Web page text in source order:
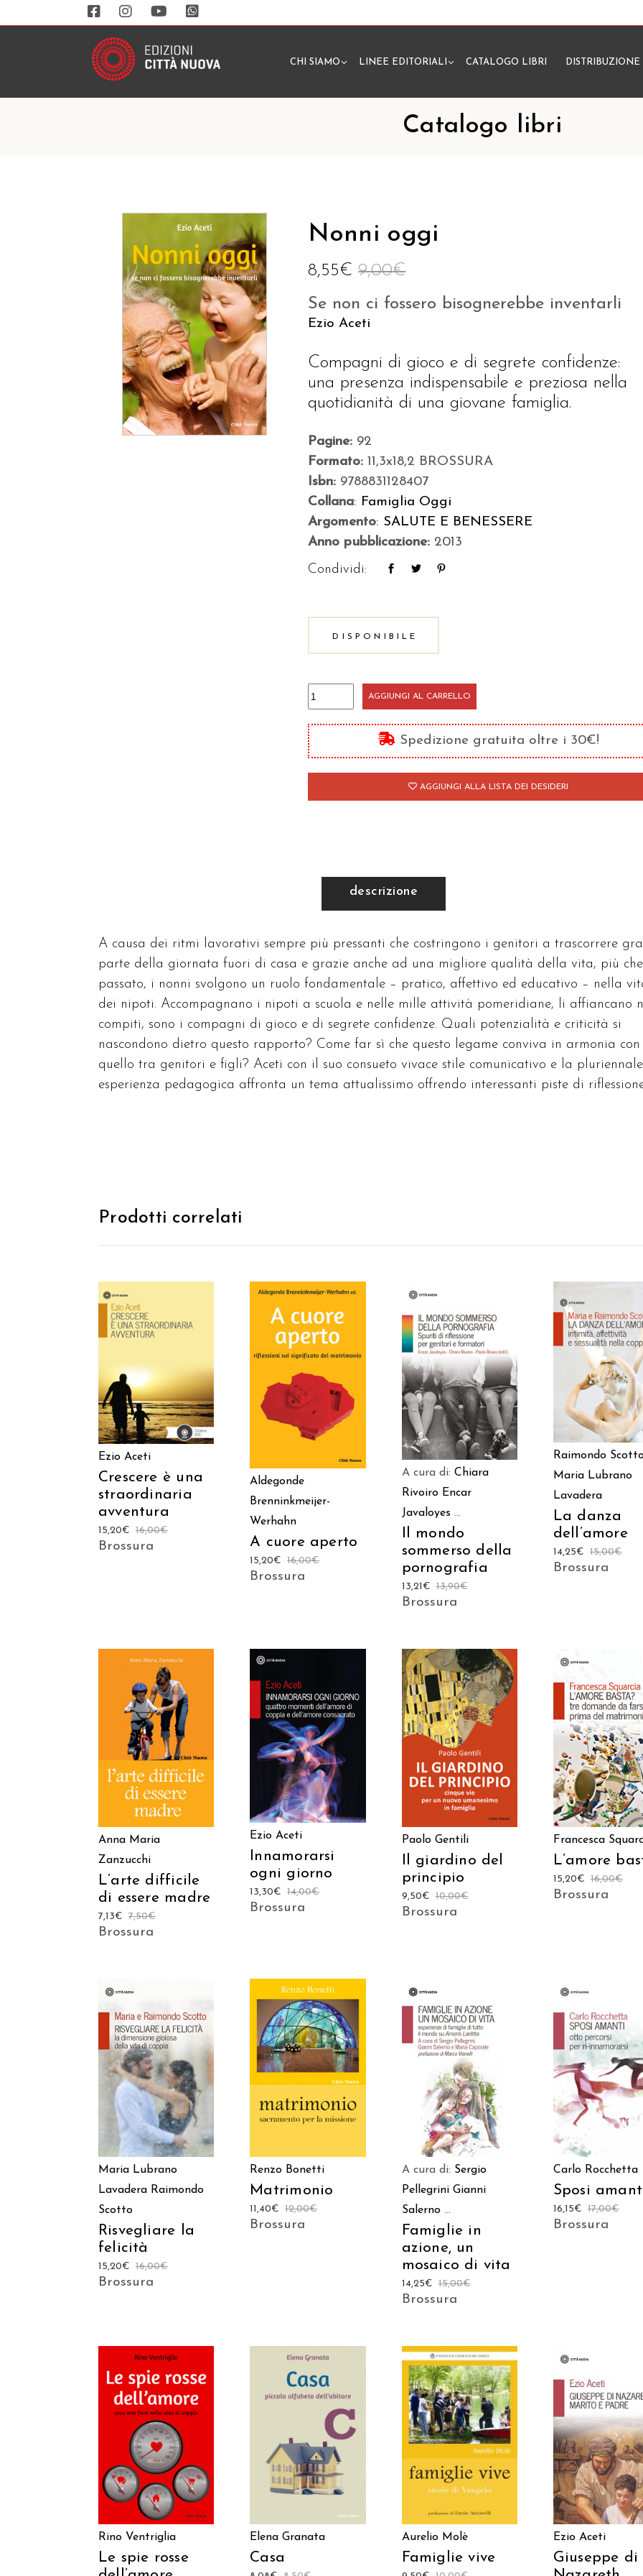
CHI SIAMO LINEE EDITORIALI CATALOGO LIBRI DISTRIBUZIONE
Catalogo libri
Nonni oggi
9,00€
8,55€
Se non ci fossero bisognerebbe inventarli
Ezio Aceti
Compagni di gioco e di segrete confidenze:
una presenza indispensabile e preziosa nella
quotidianità di una giovane famiglia.
Pagine: 92
Formato:11,3x18,2 BROSSURA
Isbn: 9788831128407
Collana: Famiglia Oggi
Argomento: SALUTE E BENESSERE
Anno pubblicazione: 2013
Condividi:
DISPONIBILE
Nonni
oggi
quantità
AGGIUNGI AL CARRELLO
Spedizione gratuita oltre i 30€!
AGGIUNGI ALLA LISTA DEI DESIDERI
descrizione
A causa dei ritmi lavorativi sempre più pressanti che costringono i genitori a trascorrere
parte della giornata fuori di casa e grazie anche ad una migliore qualità della vita, più
passato, i nonni svolgono un ruolo fondamentale – pratico, affettivo ed educativo – nella
dei nipoti. Accompagnano i nipoti a scuola e nelle mille attività pomeridiane, li affiancano
compiti, sono i compagni di gioco e di segrete confidenze. Quali potenzialità e criticità si
nascondono dietro questo rapporto? Come far sì che questo legame conviva in armonia con
quello tra genitori e figli? Aceti con il suo consueto vivace stile comunicativo e la pluriennale
esperienza pedagogica affronta un tema attualissimo offrendo interessanti piste di
Prodotti correlati
CARRELLO
Ezio Aceti
Crescere è una
straordinaria
avventura
16,00€
15,20€
Brossura
CARRELLO
Aldegonde
Brenninkmeijer-
Werhahn
A cuore aperto
16,00€
15,20€
Brossura
AGGIUNGI AL
CARRELLO
A cura di: Chiara
Rivoiro Encar
Javaloyes ...
Il mondo
sommerso della
pornografia
13,90€
13,21 €
Brossura
AGGIUNGI AL
CARRELLO
Raimondo
Maria Lubrano
Lavadera
La danza
dell’amore
15,00€
14,25€
Brossura
AGGIUNGI AL
CARRELLO
Anna Maria
Zanzucchi
L’arte difficile
di essere madre
7,50€
7,13€
Brossura
AGGIUNGI AL
CARRELLO
Ezio Aceti
Innamorarsi
ogni giorno
14,00€
13,30€
Brossura
AGGIUNGI AL
CARRELLO
Paolo Gentili
Il giardino del
principio
10,00€
9,50€
Brossura
AGGIUNGI AL
CARRELLO
Francesca
L’amore
16,00€
15,20€
Brossura
AGGIUNGI AL
CARRELLO
Maria Lubrano
Lavadera Raimondo
Scotto
Risvegliare la
felicità
16,00€
15,20€
Brossura
AGGIUNGI AL
Renzo Bonetti
Matrimonio
12,00€
11,40€
Brossura
AGGIUNGI AL
CARRELLO
A cura di: Sergio
Pellegrini Gianni
Salerno ...
Famiglie in
azione, un
mosaico di vita
15,00€
14,25€
Brossura
AGGIUNGI AL
CARRELLO
Carlo Rocchetta
Sposi
17,00€
16,15€
Brossura
AGGIUNGI AL
CARRELLO
Rino Ventriglia
Le spie rosse
AGGIUNGI AL
CARRELLO
Elena Granata
Casa
AGGIUNGI AL
CARRELLO
Aurelio Molè
Famiglie vive
AGGIUNGI AL
CARRELLO
Ezio Aceti
Giuseppe di